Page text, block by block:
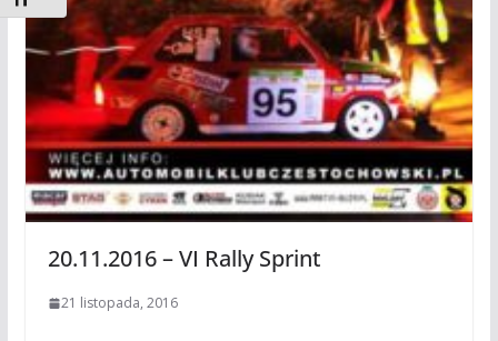
20.11.2016 – VI Rally Sprint
21 listopada, 2016